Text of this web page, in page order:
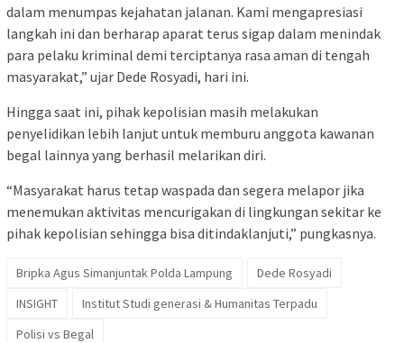
dalam menumpas kejahatan jalanan. Kami mengapresiasi
langkah ini dan berharap aparat terus sigap dalam menindak
para pelaku kriminal demi terciptanya rasa aman di tengah
masyarakat,” ujar Dede Rosyadi, hari ini.
Hingga saat ini, pihak kepolisian masih melakukan
penyelidikan lebih lanjut untuk memburu anggota kawanan
begal lainnya yang berhasil melarikan diri.
“Masyarakat harus tetap waspada dan segera melapor jika
menemukan aktivitas mencurigakan di lingkungan sekitar ke
pihak kepolisian sehingga bisa ditindaklanjuti,” pungkasnya.
Bripka Agus Simanjuntak Polda Lampung
Dede Rosyadi
INSIGHT
Institut Studi generasi & Humanitas Terpadu
Polisi vs Begal